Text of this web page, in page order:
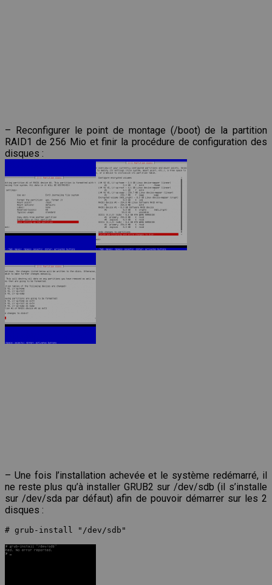
– Reconfigurer le point de montage (/boot) de la partition
RAID1 de 256 Mio et finir la procédure de configuration des
disques :
– Une fois l’installation achevée et le système redémarré, il
ne reste plus qu’à installer GRUB2 sur /dev/sdb (il s’installe
sur /dev/sda par défaut) afin de pouvoir démarrer sur les 2
disques :
# grub-install "/dev/sdb"